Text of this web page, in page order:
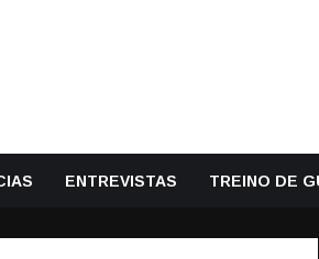
ENTREVISTAS TREINO DE